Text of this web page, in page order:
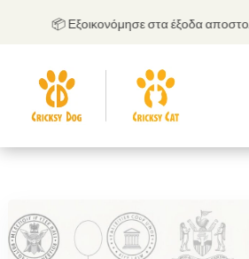
📦 Εξοικονόμησε στα έξοδα αποστολής